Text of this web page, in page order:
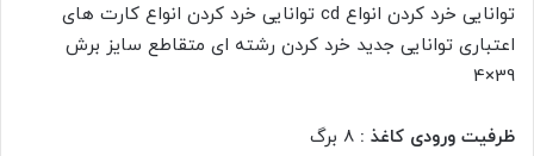
توانایی خرد کردن انواع cd توانایی خرد کردن انواع کارت های
اعتباری توانایی جدید خرد کردن رشته ای متقاطع سایز برش
39×4
ظرفیت ورودی کاغذ :